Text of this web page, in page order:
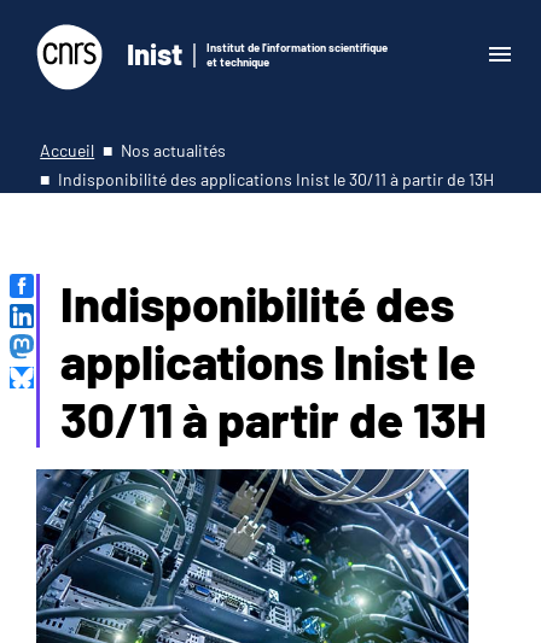
Inist
Institut de l'information scientifique
et technique
Accueil
Nos actualités
Indisponibilité des applications Inist le 30/11 à partir de 13H
Indisponibilité des
applications Inist le
30/11 à partir de 13H